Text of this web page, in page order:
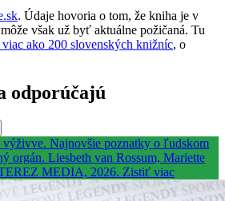
. Údaje hovoria o tom, že kniha je v
však už byť aktuálne požičaná. Tu
ako 200 slovenských knižníc, o
odporúčajú